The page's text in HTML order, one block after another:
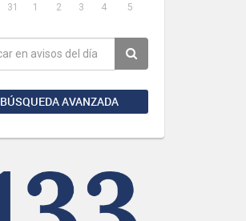
31 1 2 3 4 5
BÚSQUEDA AVANZADA